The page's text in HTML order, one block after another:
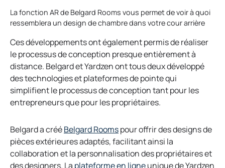
La fonction AR de Belgard Rooms vous permet de voir à quoi
ressemblera un design de chambre dans votre cour arrière
Ces développements ont également permis de réaliser
le processus de conception presque entièrement à
distance. Belgard et Yardzen ont tous deux développé
des technologies et plateformes de pointe qui
simplifient le processus de conception tant pour les
entrepreneurs que pour les propriétaires.
Belgard a crééBelgard Roomspour offrir des designs de
pièces extérieures adaptés, facilitant ainsi la
collaboration et la personnalisation des propriétaires et
des designers. La plateforme en ligneunique de Yardzen